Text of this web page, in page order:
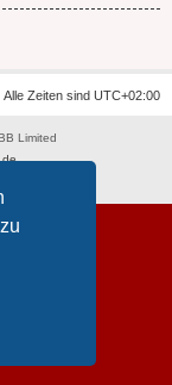
Alle Zeiten sind UTC+02:00
Limited